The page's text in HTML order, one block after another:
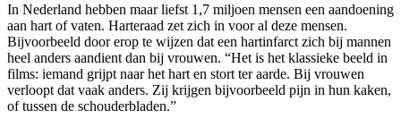
In Nederland hebben maar liefst 1,7 miljoen mensen een aandoening
aan hart of vaten. Harteraad zet zich in voor al deze mensen.
Bijvoorbeeld door erop te wijzen dat een hartinfarct zich bij mannen
heel anders aandient dan bij vrouwen. “Het is het klassieke beeld in
films: iemand grijpt naar het hart en stort ter aarde. Bij vrouwen
verloopt dat vaak anders. Zij krijgen bijvoorbeeld pijn in hun kaken,
of tussen de schouderbladen.”